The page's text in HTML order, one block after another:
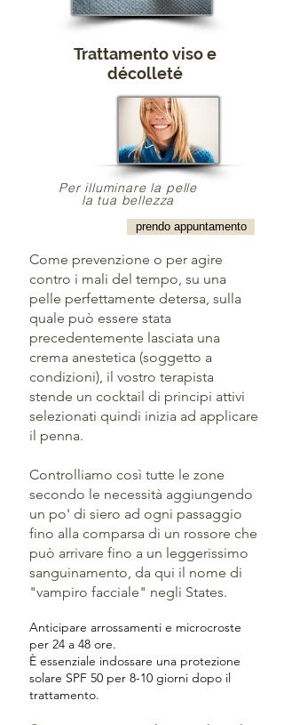
Trattamento viso e
décolleté
Per illuminare la pelle
la tua bellezza
prendo appuntamento
Come prevenzione o per agire
contro i mali del tempo, su una
pelle perfettamente detersa, sulla
quale può essere stata
precedentemente lasciata una
crema anestetica (soggetto a
condizioni), il vostro terapista
stende un cocktail di principi attivi
selezionati quindi inizia ad applicare
il penna.
Controlliamo così tutte le zone
secondo le necessità aggiungendo
un po' di siero ad ogni passaggio
fino alla comparsa di un rossore che
può arrivare fino a un leggerissimo
sanguinamento, da qui il nome di
"vampiro facciale" negli States.
Anticipare arrossamenti e microcroste
per 24 a 48 ore.
È essenziale indossare una protezione
solare SPF 50 per 8-10 giorni dopo il
trattamento.